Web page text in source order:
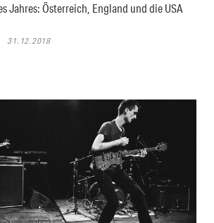
Jahres: Österreich, England und die USA
31.12.2018